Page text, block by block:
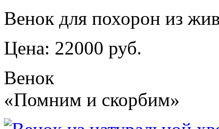
Венок для похорон из
Цена: 22000 руб.
Венок
«Помним и скорбим»